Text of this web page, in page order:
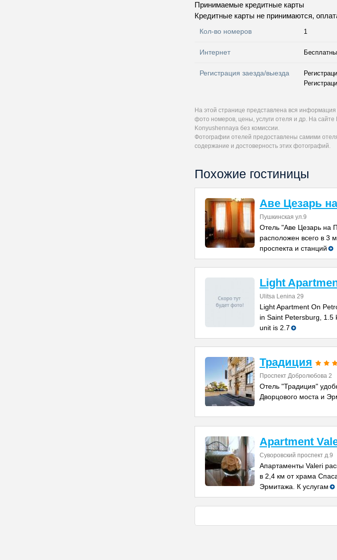
Принимаемые кредитные карты
Кредитные карты не принимаются,
Кол-во номеров 1
Интернет
Регистрация заезда/выезда
На этой странице представлена вся
фото номеров, цены, услуги отеля и др. На
Konyushennaya без комиссии.
Фотографии отелей предоставлены самими
содержание и достоверность этих фотографий.
Похожие гостиницы
Аве Цезарь
Пушкинская ул.9
Отель "Аве Цезарь на
расположен всего в 3
проспекта и станций
Light
Ulitsa Lenina 29
Light Apartment On
in Saint Petersburg, 1.5
unit is 2.7
Традиция
Проспект Добролюбова 2
Отель "Традиция"
Дворцового моста и
Apartment
Суворовский проспект д.9
Апартаменты Valeri
в 2,4 км от храма
Эрмитажа. К услугам